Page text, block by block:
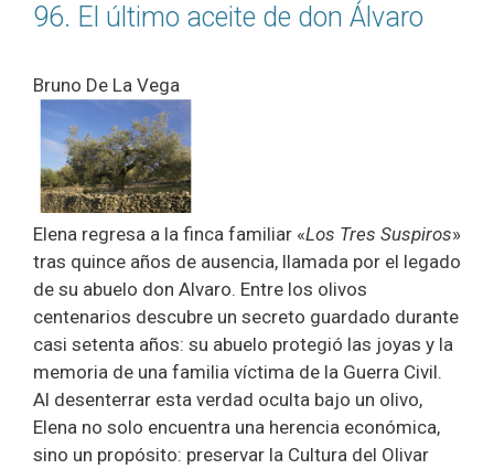
96. El último aceite de don Álvaro
Bruno De La Vega
Elena regresa a la finca familiar «Los Tres Suspiros»
tras quince años de ausencia, llamada por el legado
de su abuelo don Alvaro. Entre los olivos
centenarios descubre un secreto guardado durante
casi setenta años: su abuelo protegió las joyas y la
memoria de una familia víctima de la Guerra Civil.
Al desenterrar esta verdad oculta bajo un olivo,
Elena no solo encuentra una herencia económica,
sino un propósito: preservar la Cultura del Olivar